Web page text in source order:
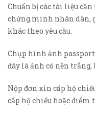
Chuẩn bị các tài liệu
chứng minh nhân dân,
khác theo yêu cầu.
Chụp hình ảnh
đây là ảnh có nền
Nộp đơn xin cấp hộ
cấp hộ chiếu hoặc điểm